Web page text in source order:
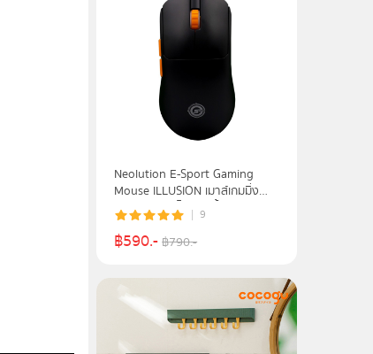
Neolution E-Sport Gaming
Mouse ILLUSION เมาส์เกมมิ่ง
เมาส์เล่นเกมส์ไร้สาย น้ำหนักเบา
9
฿590.-฿790.-